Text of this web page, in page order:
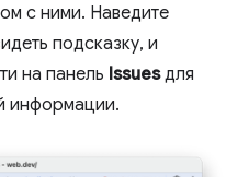
с ними. Наведите
подсказку, и
на панель Issuesдля
информации.